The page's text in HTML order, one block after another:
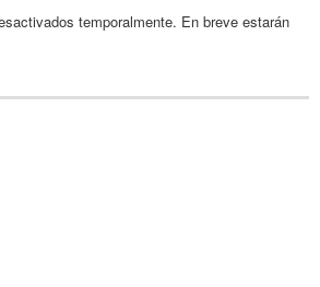
temporalmente. En breve estarán